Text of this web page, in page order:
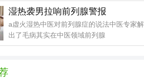
湿热袭男拉响前列腺警报
a虚火湿热中医对前列腺症的说法中医专家
出了毛病其实在中医领域前列腺